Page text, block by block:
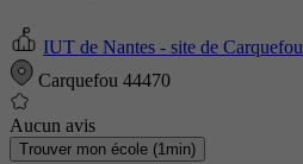
IUT de Nantes - site de Carquefou
Carquefou 44470
Aucun avis
Trouver mon école (1min)